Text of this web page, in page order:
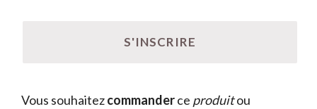
Vous souhaitezcommanderce produitou